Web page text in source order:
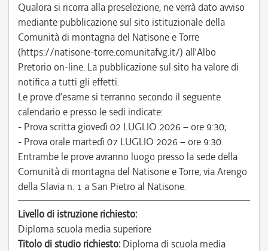
Qualora si ricorra alla preselezione, ne verrà dato avviso
mediante pubblicazione sul sito istituzionale della
Comunità di montagna del Natisone e Torre
(https://natisone-torre.comunitafvg.it/) all’Albo
Pretorio on-line. La pubblicazione sul sito ha valore di
notifica a tutti gli effetti.
Le prove d’esame si terranno secondo il seguente
calendario e presso le sedi indicate:
- Prova scritta giovedì 02 LUGLIO 2026 – ore 9:30;
- Prova orale martedì 07 LUGLIO 2026 – ore 9:30.
Entrambe le prove avranno luogo presso la sede della
Comunità di montagna del Natisone e Torre, via Arengo
della Slavia n. 1 a San Pietro al Natisone.
Livello di istruzione richiesto:
Diploma scuola media superiore
Titolo di studio richiesto: Diploma di scuola media